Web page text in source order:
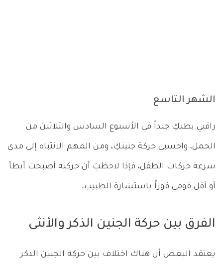
الشهر التاسع
راقبي بطنكِ جيداً في الأسبوع السادس والثلاثين من
الحمل، واحسبي حركة جنينكِ، ومن المهم الانتباه إلى مدى
سرعة حركات الطفل، فإذا لاحظتِ أن حركته أصبحت أبطأ
أو أقل قومي فوراً باستشارة الطبيب.
الفرق بين حركة الجنين الذكر والأنثى
يعتقد البعض أن هناك اختلاف بين حركة الجنين الذكر